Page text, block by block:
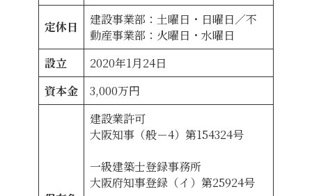
定休日
建設事業部：土曜日・日曜日／不
動産事業部：火曜日・水曜日
設立
2020年1月24日
資本金
3,000万円
建設業許可
大阪知事（般－4）第154324号
一級建築士登録事務所
大阪府知事登録（イ）第25924号